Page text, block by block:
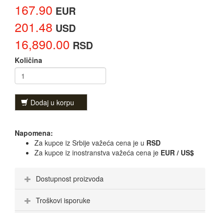
167.90 EUR
201.48 USD
16,890.00 RSD
Količina
Dodaj u korpu
Napomena:
Za kupce iz Srbije važeća cena je u RSD
Za kupce iz inostranstva važeća cena je EUR / US$
Dostupnost proizvoda
Troškovi isporuke